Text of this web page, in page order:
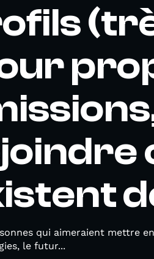
qui aimeraient mettre
le futur...